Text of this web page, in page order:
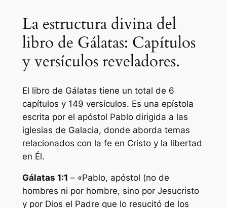
La estructura divina del
libro de Gálatas: Capítulos
y versículos reveladores.
El libro de Gálatas tiene un total de 6
capítulos y 149 versículos. Es una epístola
escrita por el apóstol Pablo dirigida a las
iglesias de Galacia, donde aborda temas
relacionados con la fe en Cristo y la libertad
en Él.
Gálatas 1:1 – «Pablo, apóstol (no de
hombres ni por hombre, sino por Jesucristo
y por Dios el Padre que lo resucitó de los